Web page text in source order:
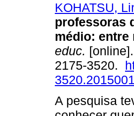
KOHATSU,
professoras
médio: entre
educ.
2175-3520.
A pesquisa